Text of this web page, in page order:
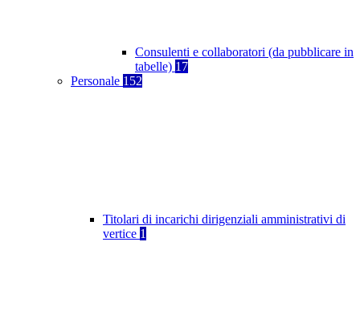
Consulenti e collaboratori (da pubblicare in
tabelle) 17
Personale 152
Titolari di incarichi dirigenziali amministrativi di
vertice 1